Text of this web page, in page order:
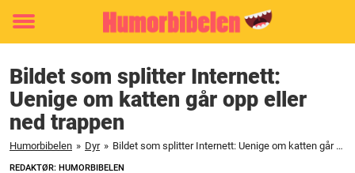
Toggle
Bildet som splitter Internett:
Uenige om katten går opp eller
ned trappen
Humorbibelen » Dyr » Bildet som splitter Internett: Uenige om katten går opp eller ned trappen
REDAKTØR: HUMORBIBELEN